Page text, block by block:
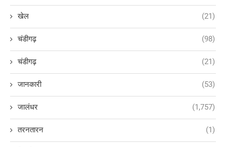
खेल (21)
चंडीगढ़ (98)
चंडीगढ़ (21)
जानकारी (53)
जालंधर (1,757)
तरनतारन (1)